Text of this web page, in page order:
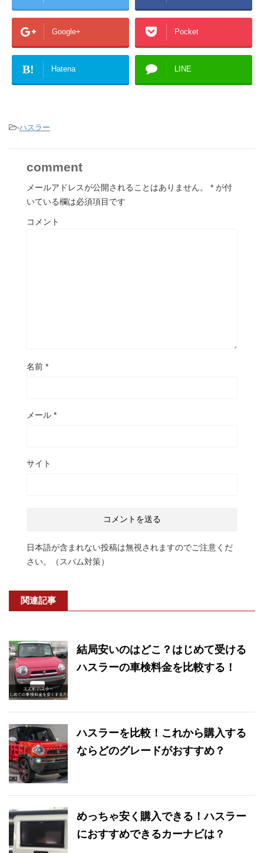
Google+ Pocket
B! Hatena LINE
-ハスラー
comment
メールアドレスが公開されることはありません。 * が付
いている欄は必須項目です
コメント
名前 *
メール *
サイト
日本語が含まれない投稿は無視されますのでご注意くだ
さい。（スパム対策）
関連記事
結局安いのはどこ？はじめて受ける
ハスラーの車検料金を比較する！
ハスラーを比較！これから購入する
ならどのグレードがおすすめ？
めっちゃ安く購入できる！ハスラー
におすすめできるカーナビは？